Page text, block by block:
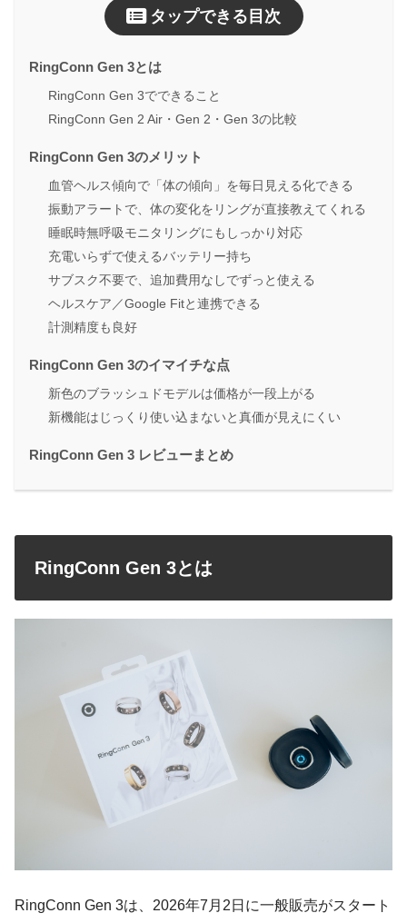
タップできる目次
RingConn Gen 3とは
RingConn Gen 3でできること
RingConn Gen 2 Air・Gen 2・Gen 3の比較
RingConn Gen 3のメリット
血管ヘルス傾向で「体の傾向」を毎日見える化できる
振動アラートで、体の変化をリングが直接教えてくれる
睡眠時無呼吸モニタリングにもしっかり対応
充電いらずで使えるバッテリー持ち
サブスク不要で、追加費用なしでずっと使える
ヘルスケア／Google Fitと連携できる
計測精度も良好
RingConn Gen 3のイマイチな点
新色のブラッシュドモデルは価格が一段上がる
新機能はじっくり使い込まないと真価が見えにくい
RingConn Gen 3 レビューまとめ
RingConn Gen 3とは
RingConn Gen 3は、2026年7月2日に一般販売がスタート